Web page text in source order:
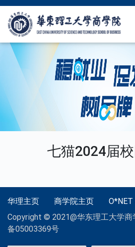
七猫2024届
华理主页 商学院主页
O*NET
Copyright © 2021@华东理工大学商
备05003369号